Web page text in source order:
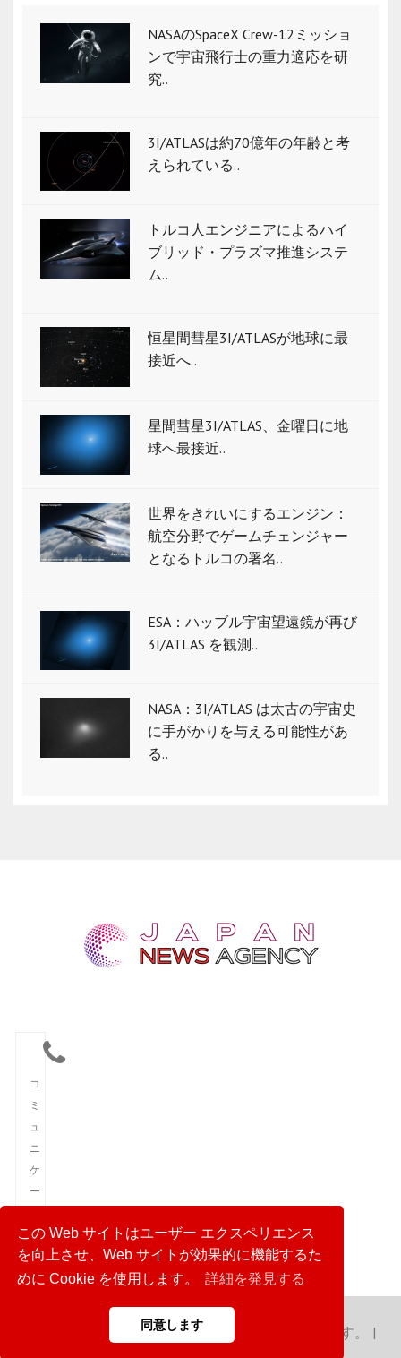
この Web サイトはユーザー エクスペリエンス
を向上させ、Web サイトが効果的に機能するた
めに Cookie を使用します。
詳細を発見する
同意します
NASAのSpaceX Crew-12ミッショ
ンで宇宙飛行士の重力適応を研
究..
3I/ATLASは約70億年の年齢と考
えられている..
トルコ人エンジニアによるハイ
ブリッド・プラズマ推進システ
ム..
恒星間彗星3I/ATLASが地球に最
接近へ..
星間彗星3I/ATLAS、金曜日に地
球へ最接近..
世界をきれいにするエンジン：
航空分野でゲームチェンジャー
となるトルコの署名..
ESA：ハッブル宇宙望遠鏡が再び
3I/ATLAS を観測..
NASA：3I/ATLAS は太古の宇宙史
に手がかりを与える可能性があ
る..
コ
ミ
ュ
ニ
ケ
ー
ョ
ン
Copyright © 2023 日本通信社。 無断転載を禁じます。 |